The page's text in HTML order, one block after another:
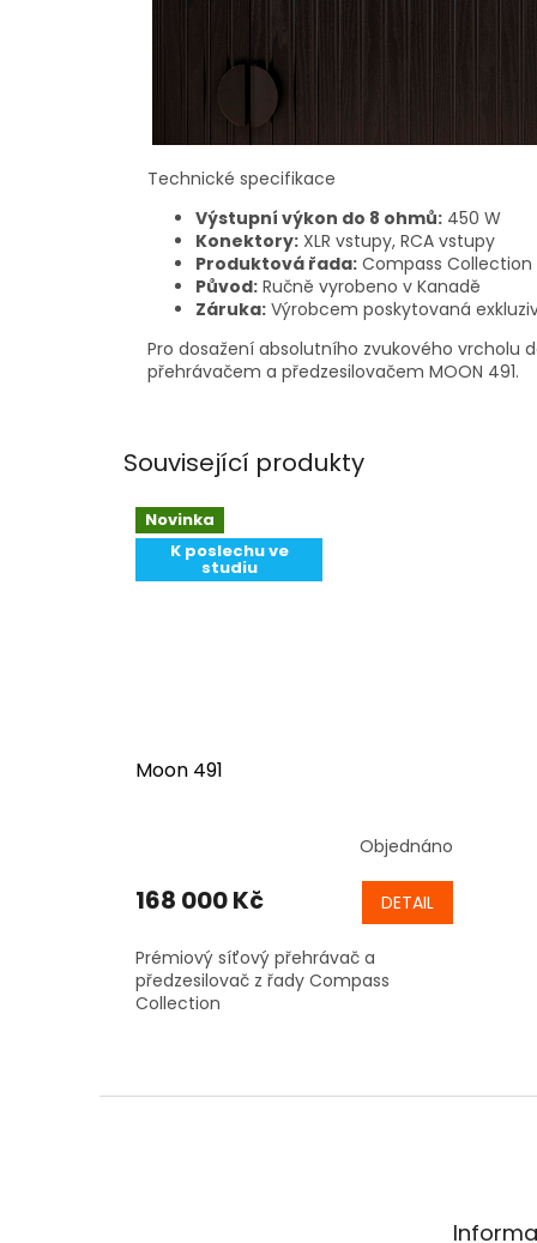
Související produkty
Novinka
K poslechu ve
studiu
Moon 491
Objednáno
168 000 Kč DETAIL
Prémiový síťový přehrávač a
předzesilovač z řady Compass
Collection
Technické specifikace
Výstupní výkon do 8 ohmů: 450 W
Konektory: XLR vstupy, RCA vstupy
Produktová řada: Compass Collection
Původ: Ručně vyrobeno v Kanadě
Záruka: Výrobcem poskytovaná
Pro dosažení absolutního zvukového
přehrávačem a předzesilovačem MOON 491.